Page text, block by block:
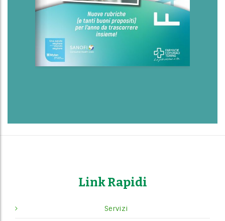
Link Rapidi
Servizi